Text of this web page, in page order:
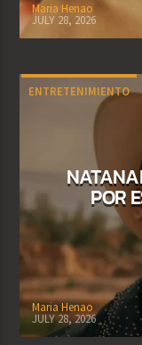
Maria Henao
JULY 28, 2026
ENTRETENIMIENTO
POR
Maria Henao
JULY 28, 2026